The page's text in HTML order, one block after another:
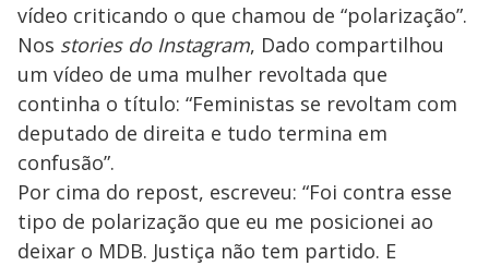
vídeo criticando o que chamou de “polarização”.
Nos stories do Instagram, Dado compartilhou
um vídeo de uma mulher revoltada que
continha o título: “Feministas se revoltam com
deputado de direita e tudo termina em
confusão”.
Por cima do repost, escreveu: “Foi contra esse
tipo de polarização que eu me posicionei ao
deixar o MDB. Justiça não tem partido. E